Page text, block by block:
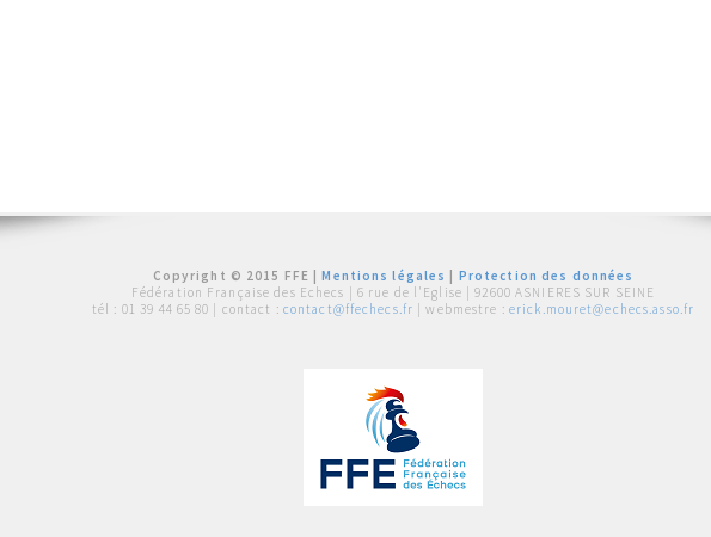
Copyright © 2015 FFE |Mentions légales
Protection des données
Fédération Française des Echecs | 6 rue de l'Eglise | 92600 ASNIERES SUR SEINE
tél : 01 39 44 65 80 | contact : contact@ffechecs.fr | webmestre : erick.mouret@echecs.asso.fr